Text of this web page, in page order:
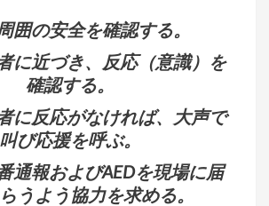
囲の安全を確認する。
に近づき、反応（意識）を
確認する。
に反応がなければ、大声で
叫び応援を呼ぶ。
通報およびAEDを現場に届
うよう協力を求める。